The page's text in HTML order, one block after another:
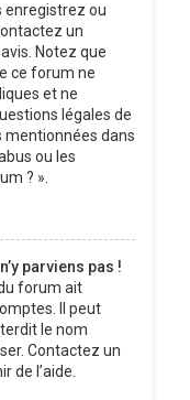
enregistrez ou
un
Notez que
ce forum ne
et ne
légales de
mentionnées dans
ou les
? ».
parviens pas !
forum ait
Il peut
le nom
Contactez un
de l’aide.